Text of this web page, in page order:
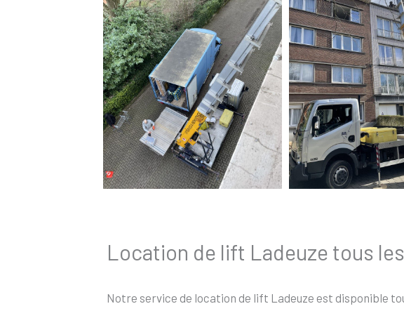
Location de lift Ladeuze tous
Notre service de location de lift Ladeuze est disponible